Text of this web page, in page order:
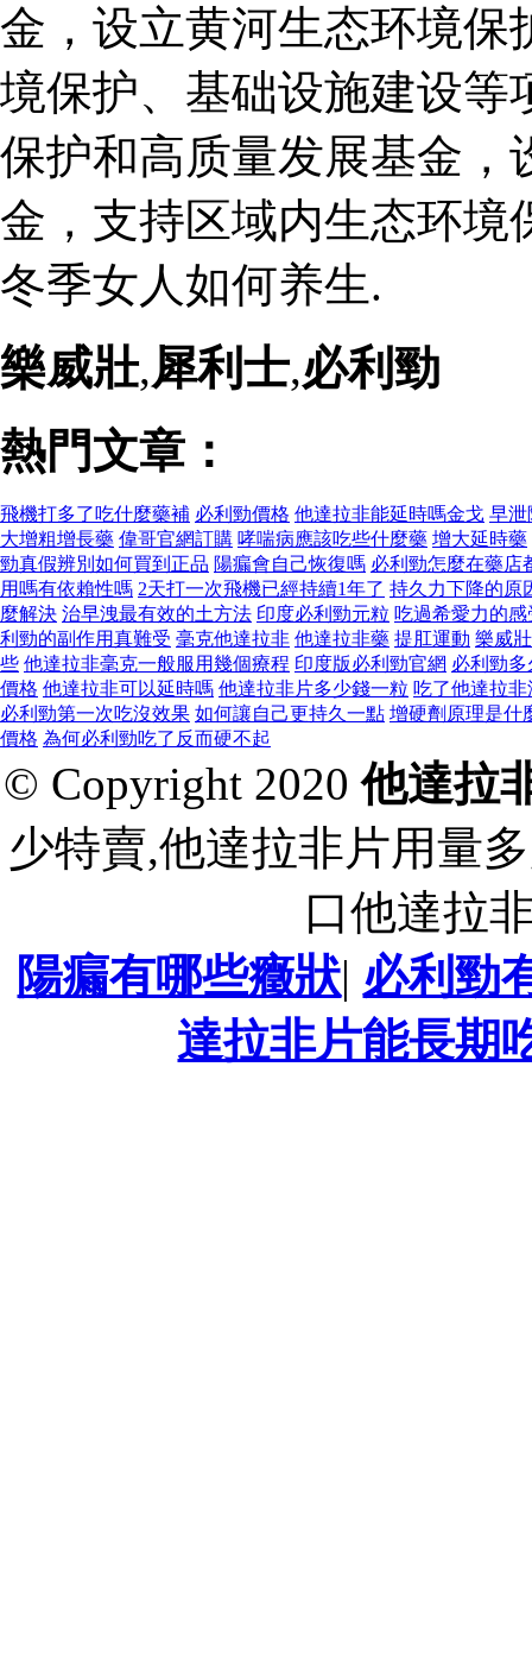
金，设立黄河生态环境保
境保护、基础设施建设等
保护和高质量发展基金，
金，支持区域内生态环境
冬季女人如何养生.
樂威壯,犀利士,必利勁
熱門文章：
飛機打多了吃什麼藥補 必利勁價格 他達拉非能延時嗎金戈 早泄
大增粗增長藥 偉哥官網訂購 哮喘病應該吃些什麼藥 增大延時藥
勁真假辨別如何買到正品 陽瘺會自己恢復嗎 必利勁怎麼在藥店
用嗎有依賴性嗎 2天打一次飛機已經持續1年了 持久力下降的原
麼解決 治早洩最有效的土方法 印度必利勁元粒 吃過希愛力的
利勁的副作用真難受 毫克他達拉非 他達拉非藥 提肛運動 樂威
些 他達拉非毫克一般服用幾個療程 印度版必利勁官網 必利勁
價格 他達拉非可以延時嗎 他達拉非片多少錢一粒 吃了他達拉非
必利勁第一次吃沒效果 如何讓自己更持久一點 增硬劑原理是什
價格 為何必利勁吃了反而硬不起
© Copyright 2020他達拉
少特賣,他達拉非片用量
口他達拉
陽瘺有哪些癥狀| 必利勁
達拉非片能長期